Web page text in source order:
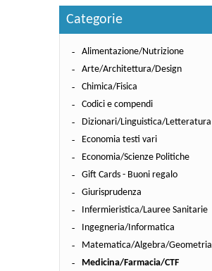
I nostri serviziCategorie
Alimentazione/Nutrizione
Arte/Architettura/Design
Chimica/Fisica
Codici e compendi
Dizionari/Linguistica/Letteratura
Economia testi vari
Economia/Scienze Politiche
Gift Cards - Buoni regalo
Giurisprudenza
Infermieristica/Lauree Sanitarie
Ingegneria/Informatica
Matematica/Algebra/Geometria
Medicina/Farmacia/CTF